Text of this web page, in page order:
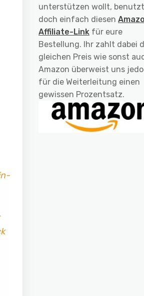
unterstützen wollt, benutzt
doch einfach diesen
Affiliate-Link für eure
Bestellung. Ihr zahlt dabei
gleichen Preis wie sonst
Amazon überweist uns
für die Weiterleitung einen
gewissen Prozentsatz.